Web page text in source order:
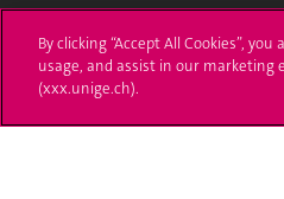
24 rue du Général-
T. +41 (0)22 379 71 11
By clicking “Accept All Cookies”,
usage, and assist in our marketing
(xxx.unige.ch).